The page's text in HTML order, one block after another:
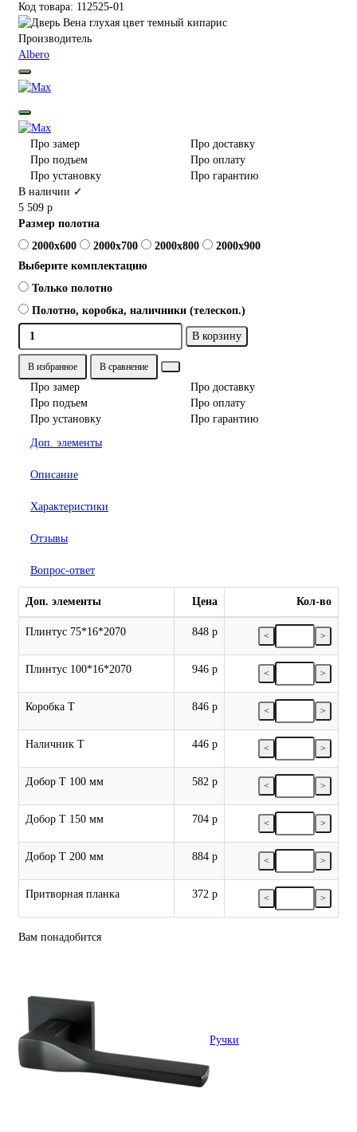
Код товара: 112525-01
Производитель
Albero
Про замер
Про доставку
Про подъем
Про оплату
Про установку
Про гарантию
В наличии ✓
5 509 р
Размер полотна
2000x600
2000x700 2000x800
2000x900
Выберите комплектацию
Только полотно
Полотно, коробка, наличники (телескоп.)
В корзину
В избранное В сравнение
Про замер
Про доставку
Про подъем
Про оплату
Про установку
Про гарантию
Доп. элементы
Описание
Характеристики
Отзывы
Вопрос-ответ
Доп. элементы Цена Кол-во
Плинтус 75*16*2070 848 р < >
Плинтус 100*16*2070 946 р < >
Коробка Т 846 р < >
Наличник Т 446 р < >
Добор Т 100 мм 582 р < >
Добор Т 150 мм 704 р < >
Добор Т 200 мм 884 р < >
Притворная планка 372 р < >
Вам понадобится
Ручки